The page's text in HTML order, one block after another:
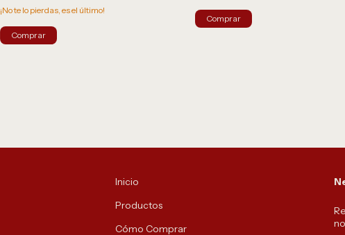
¡No te lo pierdas, es el último!
Comprar
Inicio
Productos
Cómo Comprar